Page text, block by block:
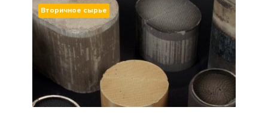
Вторичное сырье